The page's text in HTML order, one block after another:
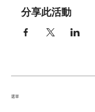
分享此活動
​選單